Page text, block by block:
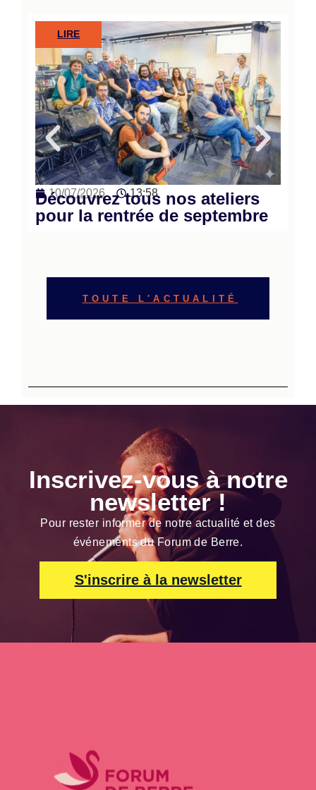
LIRE
10/07/2026 13:58
Découvrez tous nos ateliers
pour la rentrée de septembre
TOUTE L'ACTUALITÉ
Inscrivez-vous à notre
newsletter !
Pour rester informer de notre actualité et des
événements du Forum de Berre.
S'inscrire à la newsletter